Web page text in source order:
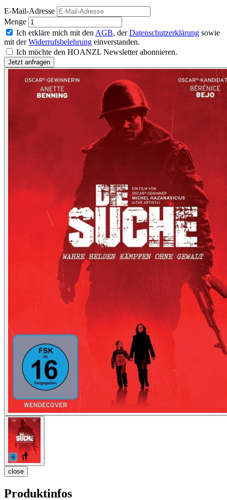
E-Mail-Adresse
Menge
Ich erkläre mich mit den AGB, derDatenschutzerklärung sowie
mit derWiderrufsbelehrung einverstanden.
Ich möchte den HOANZL Newsletter abonnieren.
close
Produktinfos